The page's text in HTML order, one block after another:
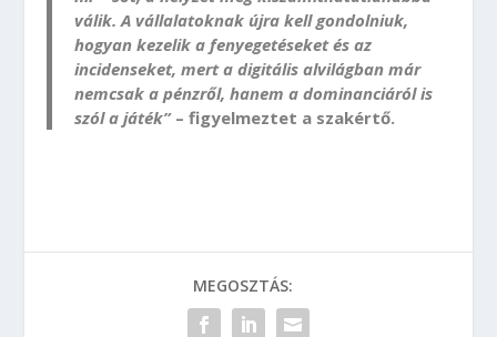
válik. A vállalatoknak újra kell gondolniuk,
hogyan kezelik a fenyegetéseket és az
incidenseket, mert a digitális alvilágban már
nemcsak a pénzről, hanem a dominanciáról is
szól a játék” – figyelmeztet a szakértő.
MEGOSZTÁS: